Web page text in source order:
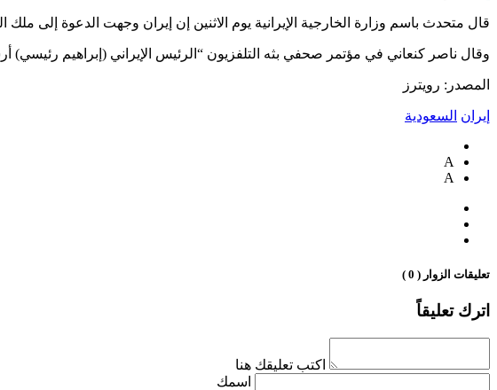
قال متحدث باسم وزارة الخارجية الإيرانية يوم الاثنين إن إيران وجهت الدعوة إلى
وقال ناصر كنعاني في مؤتمر صحفي بثه التلفزيون “الرئيس الإيراني (إبراهيم
المصدر: رويترز
إيران السعودية
A
A
تعليقات الزوار ( 0 )
اترك تعليقاً
اكتب تعليقك هنا
اسمك